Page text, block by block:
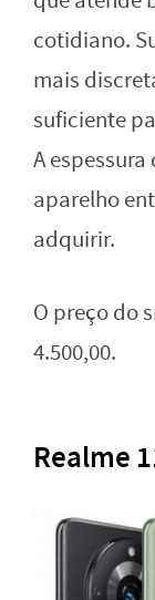
cotidiano.
mais
suficiente
A
aparelho
adquirir.
O preço do
4.500,00.
Realme